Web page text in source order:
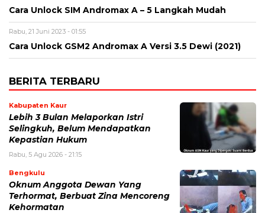
Cara Unlock SIM Andromax A – 5 Langkah Mudah
Rabu, 21 Juni 2023 - 01:55
Cara Unlock GSM2 Andromax A Versi 3.5 Dewi (2021)
BERITA TERBARU
Kabupaten Kaur
Lebih 3 Bulan Melaporkan Istri
Selingkuh, Belum Mendapatkan
Kepastian Hukum
Rabu, 5 Agu 2026 - 21:15
Bengkulu
Oknum Anggota Dewan Yang
Terhormat, Berbuat Zina Mencoreng
Kehormatan